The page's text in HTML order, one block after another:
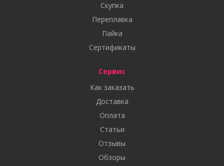
Скупка
Переплавка
Пайка
Сертификаты
Сервис
Как заказать
Доставка
Оплата
Статьи
Отзывы
Обзоры